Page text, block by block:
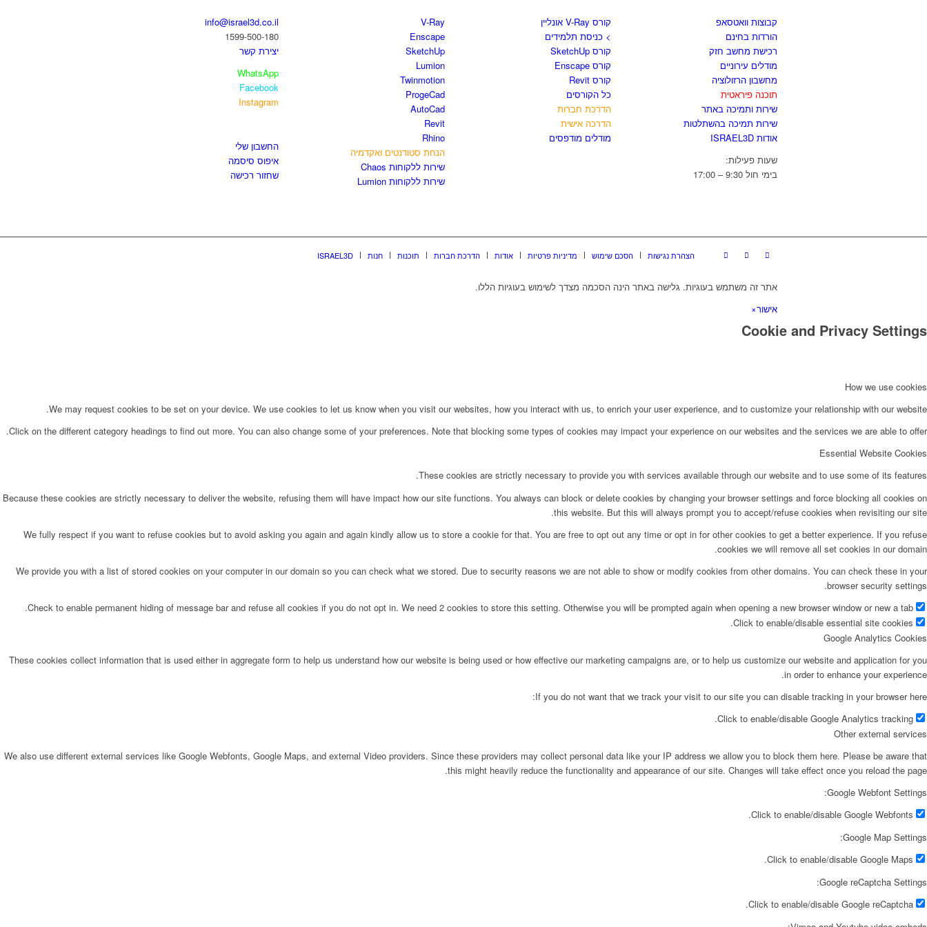
info@israel3d.co.il
1599-500-180
יצירת קשר
WhatsApp
Facebook
Instagram
החשבון שלי
איפוס סיסמה
שחזור רכישה
V-Ray
Enscape
SketchUp
Lumion
Twinmotion
ProgeCad
AutoCad
Revit
Rhino
הנחת סטודנטים ואקדמיה
שירות ללקוחות Chaos
שירות ללקוחות Lumion
קורס V-Ray אונליין
> כניסת תלמידים
קורס SketchUp
קורס Enscape
קורס Revit
כל הקורסים
הדרכת חברות
הדרכה אישית
מודלים מודפסים
קבוצות וואטסאפ
הורדות בחינם
רכישת מחשב חזק
מודלים עירוניים
מחשבון הרזולוציה
תוכנה פיראטית
שירות ותמיכה באתר
שירות תמיכה בהשתלטות
אודות ISRAEL3D
שעות פעילות:
בימי חול 9:30 – 17:00
ISRAEL3D חנות תוכנות הדרכת חברות אודות מדיניות פרטיות הסכם שימוש הצהרת נגישות
אתר זה משתמש בעוגיות. גלישה באתר הינה הסכמה מצדך לשימוש בעוגיות הללו.
אישור×
Cookie and Privacy Settings
How we use cookies
We may request cookies to be set on your device. We use cookies to let us know when you visit our websites, how you interact with us, to enrich your user experience, and to customize your relationship with our website.
Click on the different category headings to find out more. You can also change some of your preferences. Note that blocking some types of cookies may impact your experience on our websites and the services we are able to offer.
Essential Website Cookies
These cookies are strictly necessary to provide you with services available through our website and to use some of its features.
Because these cookies are strictly necessary to deliver the website, refusing them will have impact how our site functions. You always can block or delete cookies by changing your browser settings and force blocking all cookies on
this website. But this will always prompt you to accept/refuse cookies when revisiting our site.
We fully respect if you want to refuse cookies but to avoid asking you again and again kindly allow us to store a cookie for that. You are free to opt out any time or opt in for other cookies to get a better experience. If you refuse
cookies we will remove all set cookies in our domain.
We provide you with a list of stored cookies on your computer in our domain so you can check what we stored. Due to security reasons we are not able to show or modify cookies from other domains. You can check these in your
browser security settings.
Check to enable permanent hiding of message bar and refuse all cookies if you do not opt in. We need 2 cookies to store this setting. Otherwise you will be prompted again when opening a new browser window or new a tab.
Click to enable/disable essential site cookies.
Google Analytics Cookies
These cookies collect information that is used either in aggregate form to help us understand how our website is being used or how effective our marketing campaigns are, or to help us customize our website and application for you
in order to enhance your experience.
If you do not want that we track your visit to our site you can disable tracking in your browser here:
Click to enable/disable Google Analytics tracking.
Other external services
We also use different external services like Google Webfonts, Google Maps, and external Video providers. Since these providers may collect personal data like your IP address we allow you to block them here. Please be aware that
this might heavily reduce the functionality and appearance of our site. Changes will take effect once you reload the page.
Google Webfont Settings:
Click to enable/disable Google Webfonts.
Google Map Settings:
Click to enable/disable Google Maps.
Google reCaptcha Settings:
Click to enable/disable Google reCaptcha.